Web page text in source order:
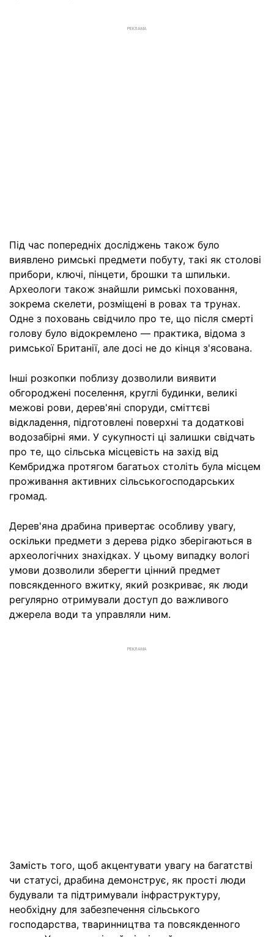
РЕКЛАМА
Під час попередніх досліджень також було
виявлено римські предмети побуту, такі як столові
прибори, ключі, пінцети, брошки та шпильки.
Археологи також знайшли римські поховання,
зокрема скелети, розміщені в ровах та трунах.
Одне з поховань свідчило про те, що після смерті
голову було відокремлено — практика, відома з
римської Британії, але досі не до кінця з'ясована.
Інші розкопки поблизу дозволили виявити
обгороджені поселення, круглі будинки, великі
межові рови, дерев'яні споруди, сміттєві
відкладення, підготовлені поверхні та додаткові
водозабірні ями. У сукупності ці залишки свідчать
про те, що сільська місцевість на захід від
Кембриджа протягом багатьох століть була місцем
проживання активних сільськогосподарських
громад.
Дерев'яна драбина привертає особливу увагу,
оскільки предмети з дерева рідко зберігаються в
археологічних знахідках. У цьому випадку вологі
умови дозволили зберегти цінний предмет
повсякденного вжитку, який розкриває, як люди
регулярно отримували доступ до важливого
джерела води та управляли ним.
РЕКЛАМА
Замість того, щоб акцентувати увагу на багатстві
чи статусі, драбина демонструє, як прості люди
будували та підтримували інфраструктуру,
необхідну для забезпечення сільського
господарства, тваринництва та повсякденного